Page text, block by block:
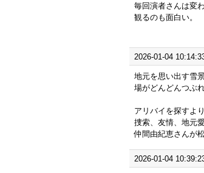
毎回演者さんは変
観るのも面白い。
2026-01-04
地元を思い出す雪
場がどんどんつぶ
アリバイを探すよ
捜索、友情、地元
仲間由紀恵さんが
2026-01-04